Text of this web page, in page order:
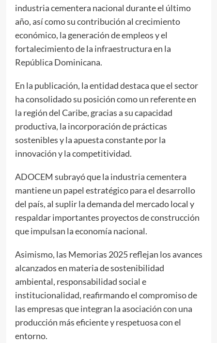
industria cementera nacional durante el último
año, así como su contribución al crecimiento
económico, la generación de empleos y el
fortalecimiento de la infraestructura en la
República Dominicana.
En la publicación, la entidad destaca que el sector
ha consolidado su posición como un referente en
la región del Caribe, gracias a su capacidad
productiva, la incorporación de prácticas
sostenibles y la apuesta constante por la
innovación y la competitividad.
ADOCEM subrayó que la industria cementera
mantiene un papel estratégico para el desarrollo
del país, al suplir la demanda del mercado local y
respaldar importantes proyectos de construcción
que impulsan la economía nacional.
Asimismo, las Memorias 2025 reflejan los avances
alcanzados en materia de sostenibilidad
ambiental, responsabilidad social e
institucionalidad, reafirmando el compromiso de
las empresas que integran la asociación con una
producción más eficiente y respetuosa con el
entorno.